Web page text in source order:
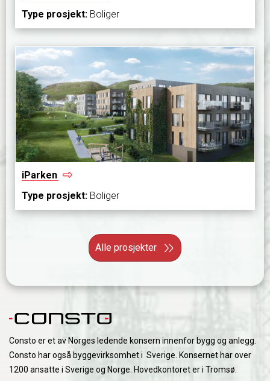
Type prosjekt: Boliger
iParken
Type prosjekt: Boliger
Alle prosjekter
Consto er et av Norges ledende konsern innenfor bygg og anlegg.
Consto har også byggevirksomhet i Sverige. Konsernet har over
1200 ansatte i Sverige og Norge. Hovedkontoret er i Tromsø.